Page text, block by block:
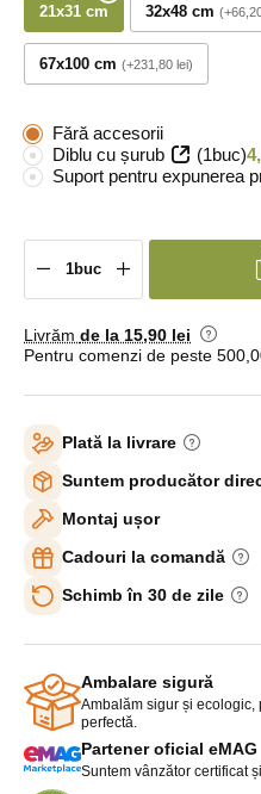
21x31 cm 32x48 cm
67x100 cm +231,80 lei
Fără accesorii
Diblu cu șurub
(1buc)
Suport pentru expunerea
Livrăm de la 15,90 lei
Pentru comenzi de peste
Plată la livrare
Suntem producător
Montaj ușor
Cadouri la comandă
Schimb în 30 de zile
Ambalare sigură
Ambalăm sigur și ecologic,
perfectă.
Partener oficial eMAG
Suntem vânzător certificat